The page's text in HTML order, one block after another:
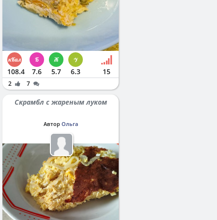
108.4 7.6 5.7 6.3 15
2 7
Скрамбл с жареным луком
Автор Ольга